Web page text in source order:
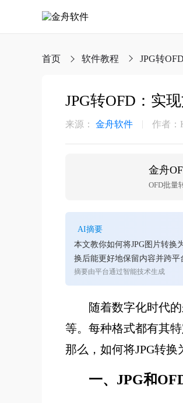
首页 软件教程 JPG转
JPG转OFD：实
来源： 金舟软件 作者：
金舟
OFD批量
AI摘要
本文教你如何将JPG图片转换
换后能更好地保留内容并跨平
摘要由平台通过智能技术生成
随着数字化时代
等。每种格式都有其
那么，如何将JPG转换
一、JPG和